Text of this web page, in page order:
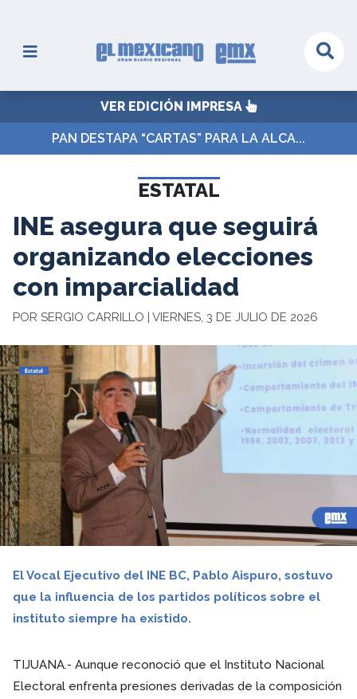
VER EDICIÓN IMPRESA
PAN DESTAPA “CARTAS” PARA LA ALCA...
ESTATAL
INE asegura que seguirá
organizando elecciones
con imparcialidad
POR SERGIO CARRILLO | VIERNES, 3 DE JULIO DE 2026
El Vocal Ejecutivo del INE BC, Pablo Aispuro, sostuvo
que la influencia de los partidos políticos sobre el
instituto siempre ha existido.
TIJUANA.- Aunque reconoció que el Instituto Nacional
Electoral enfrenta presiones derivadas de la composición